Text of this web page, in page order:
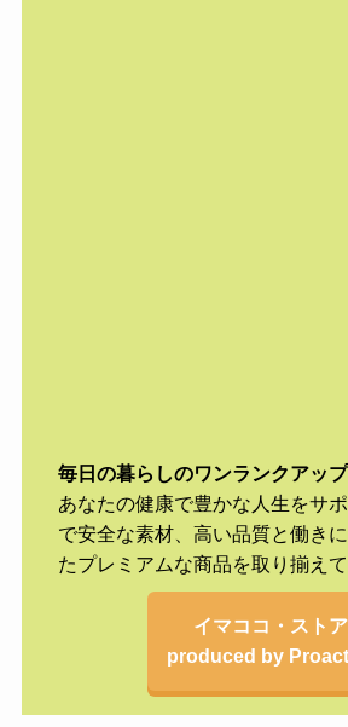
毎日の暮らしのワンランクアップ
あなたの健康で豊かな人生をサ
で安全な素材、高い品質と働き
たプレミアムな商品を取り揃えて
イマココ・ストア
produced by